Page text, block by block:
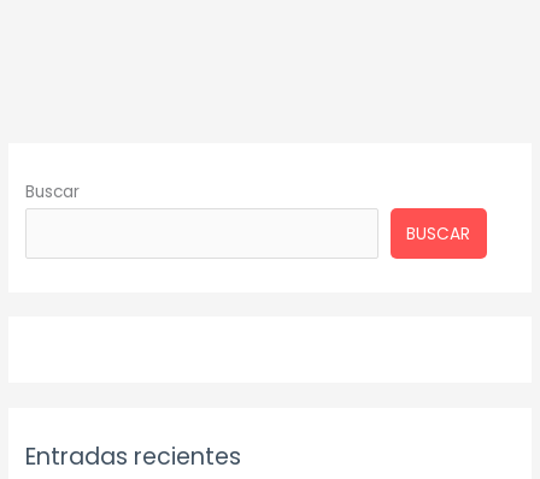
Buscar
BUSCAR
Entradas recientes